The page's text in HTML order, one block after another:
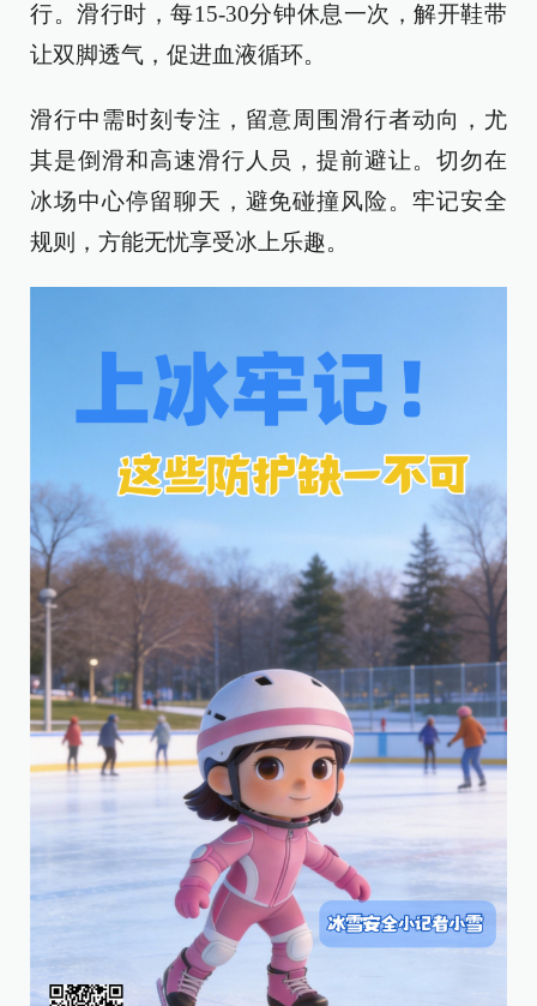
行。滑行时，每15-30分钟休息一次，解开鞋带
让双脚透气，促进血液循环。
滑行中需时刻专注，留意周围滑行者动向，尤
其是倒滑和高速滑行人员，提前避让。切勿在
冰场中心停留聊天，避免碰撞风险。牢记安全
规则，方能无忧享受冰上乐趣。